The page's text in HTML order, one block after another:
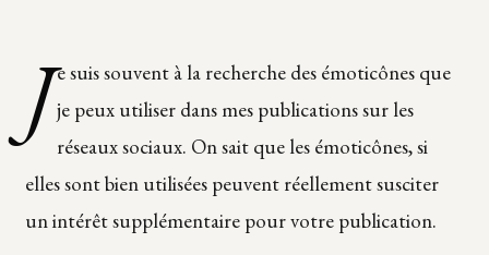
J e suis souvent à la recherche des émoticônes que
je peux utiliser dans mes publications sur les
réseaux sociaux. On sait que les émoticônes, si
elles sont bien utilisées peuvent réellement susciter
un intérêt supplémentaire pour votre publication.